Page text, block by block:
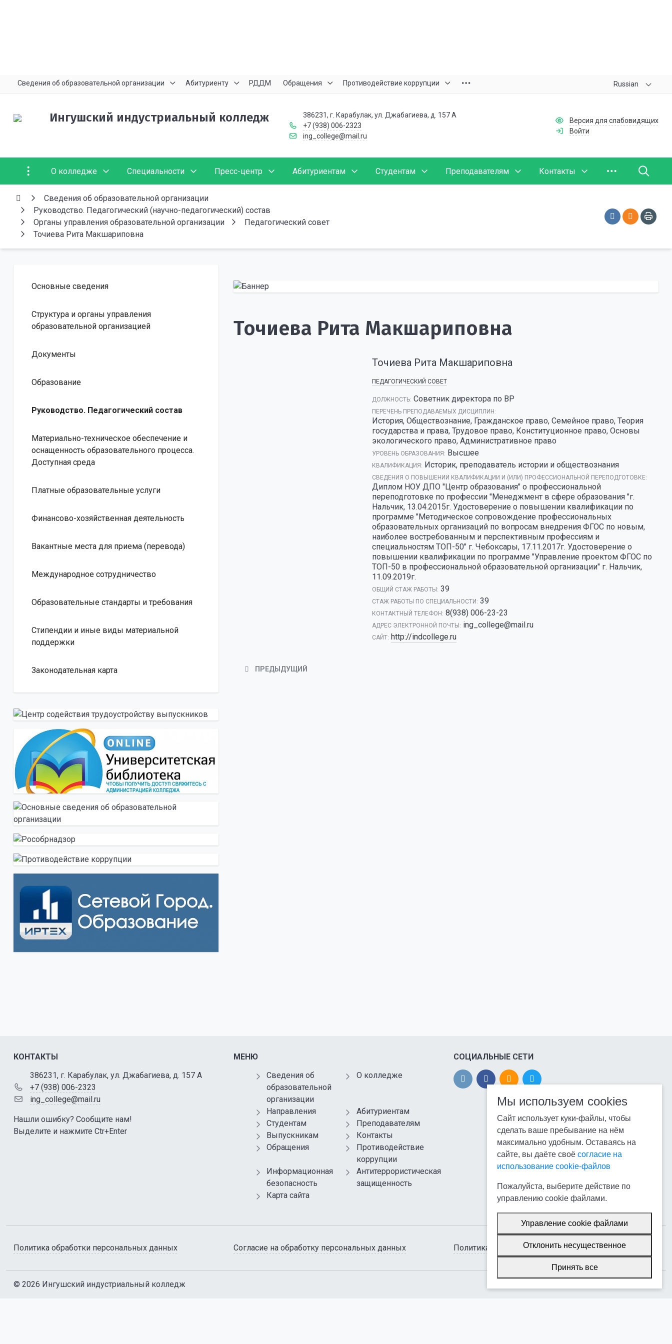
Сведения об образовательной организации Абитуриенту РДДМ Обращения Противодействие коррупции Russian
Ингушский индустриальный колледж
386231, г. Карабулак, ул. Джабагиева, д. 157 А
+7 (938) 006-2323
ing_college@mail.ru
Версия для слабовидящих
Войти
О колледже Специальности Пресс-центр Абитуриентам Студентам Преподавателям Контакты
Сведения об образовательной организации
Руководство. Педагогический (научно-педагогический) состав
Органы управления образовательной организации
Педагогический совет
Точиева Рита Макшариповна
Основные сведения
Структура и органы управления
образовательной организацией
Документы
Образование
Руководство. Педагогический состав
Материально-техническое обеспечение и
оснащенность образовательного процесса.
Доступная среда
Платные образовательные услуги
Финансово-хозяйственная деятельность
Вакантные места для приема (перевода)
Международное сотрудничество
Образовательные стандарты и требования
Стипендии и иные виды материальной
поддержки
Законодательная карта
Точиева Рита Макшариповна
Точиева Рита Макшариповна
ПЕДАГОГИЧЕСКИЙ СОВЕТ
ДОЛЖНОСТЬ: Советник директора по ВР
ПЕРЕЧЕНЬ ПРЕПОДАВАЕМЫХ ДИСЦИПЛИН:
История, Обществознание, Гражданское право, Семейное право, Теория
государства и права, Трудовое право, Конституционное право, Основы
экологического право, Административное право
УРОВЕНЬ ОБРАЗОВАНИЯ: Высшее
КВАЛИФИКАЦИЯ: Историк, преподаватель истории и обществознания
СВЕДЕНИЯ О ПОВЫШЕНИИ КВАЛИФИКАЦИИ И (ИЛИ) ПРОФЕССИОНАЛЬНОЙ ПЕРЕПОДГОТОВКЕ:
Диплом НОУ ДПО "Центр образования" о профессиональной
переподготовке по профессии "Менеджмент в сфере образования "г.
Нальчик, 13.04.2015г. Удостоверение о повышении квалификации по
программе "Методическое сопровождение профессиональных
образовательных организаций по вопросам внедрения ФГОС по новым,
наиболее востребованным и перспективным профессиям и
специальностям ТОП-50" г. Чебоксары, 17.11.2017г. Удостоверение о
повышении квалификации по программе "Управление проектом ФГОС по
ТОП-50 в профессиональной образовательной организации" г. Нальчик,
11.09.2019г.
ОБЩИЙ СТАЖ РАБОТЫ: 39
CТАЖ РАБОТЫ ПО СПЕЦИАЛЬНОСТИ: 39
КОНТАКТНЫЙ ТЕЛЕФОН: 8(938) 006-23-23
АДРЕС ЭЛЕКТРОННОЙ ПОЧТЫ: ing_college@mail.ru
САЙТ: http://indcollege.ru
ПРЕДЫДУЩИЙ
КОНТАКТЫ
386231, г. Карабулак, ул. Джабагиева, д. 157 А
+7 (938) 006-2323
ing_college@mail.ru
Нашли ошибку? Сообщите нам!
Выделите и нажмите Ctr+Enter
МЕНЮ
Сведения об
образовательной
организации
О колледже
Направления
Абитуриентам
Студентам
Преподавателям
Выпускникам
Контакты
Обращения
Противодействие
коррупции
Информационная
безопасность
Антитеррористическая
защищенность
Карта сайта
СОЦИАЛЬНЫЕ СЕТИ
Политика обработки персональных данных Согласие на обработку персональных данных Политика использования cookie-файлов
© 2026 Ингушский индустриальный колледж
Мы используем cookies
Сайт использует куки-файлы, чтобы
сделать ваше пребывание на нём
максимально удобным. Оставаясь на
сайте, вы даёте своё согласие на
использование cookie-файлов
Пожалуйста, выберите действие по
управлению cookie файлами.
Управление cookie файлами
Отклонить несущественное
Принять все